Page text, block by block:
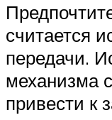
считается
передачи.
механизма
привести к